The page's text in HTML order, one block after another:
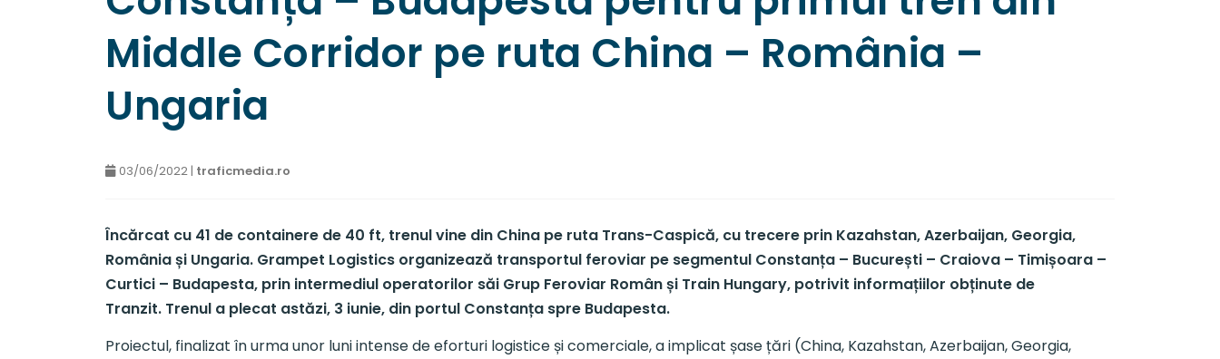
Middle Corridor pe ruta China – România –
Ungaria
03/06/2022 | traficmedia.ro
Încărcat cu 41 de containere de 40 ft, trenul vine din China pe ruta Trans-Caspică, cu trecere prin Kazahstan, Azerbaijan, Georgia,
România și Ungaria. Grampet Logistics organizează transportul feroviar pe segmentul Constanța – București – Craiova – Timișoara –
Curtici – Budapesta, prin intermediul operatorilor săi Grup Feroviar Român și Train Hungary, potrivit informațiilor obținute de
Tranzit. Trenul a plecat astăzi, 3 iunie, din portul Constanța spre Budapesta.
Proiectul, finalizat în urma unor luni intense de eforturi logistice și comerciale, a implicat șase țări (China, Kazahstan, Azerbaijan, Georgia,